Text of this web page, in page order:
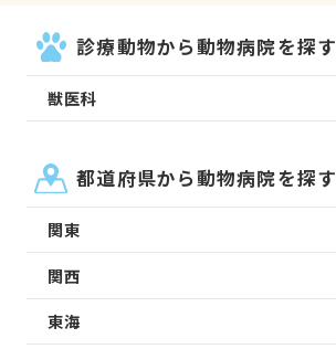
診療動物から動物病院を探す
獣医科
都道府県から動物病院を探す
関東
関西
東海